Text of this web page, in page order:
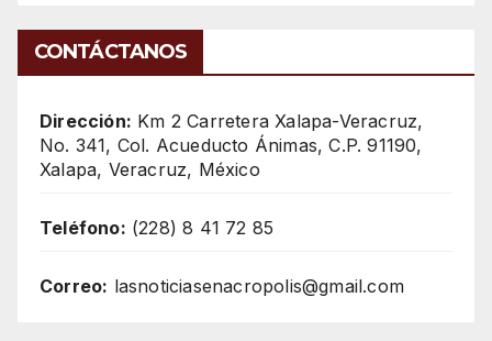
CONTÁCTANOS
Dirección: Km 2 Carretera Xalapa-Veracruz,
No. 341, Col. Acueducto Ánimas, C.P. 91190,
Xalapa, Veracruz, México
Teléfono: (228) 8 41 72 85
Correo: lasnoticiasenacropolis@gmail.com